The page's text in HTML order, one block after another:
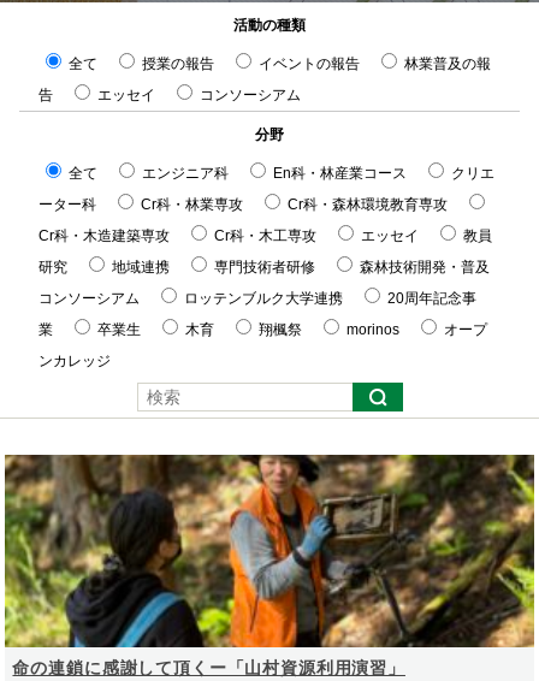
活動の種類
全て 授業の報告 イベントの報告
林業普及の報
告
エッセイ コンソーシアム
分野
全て エンジニア科 En科・林産業コース
クリエ
ーター科
Cr科・林業専攻
Cr科・森林環境教育専攻
Cr科・木造建築専攻
Cr科・木工専攻 エッセイ
教員
研究
地域連携 専門技術者研修
森林技術開発・普及
コンソーシアム
ロッテンブルク大学連携
20周年記念事
業
卒業生 木育 翔楓祭 morinos
オープ
ンカレッジ
命の連鎖に感謝して頂くー「山村資源利用演習」